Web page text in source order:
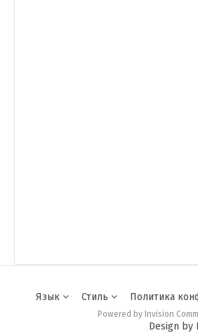
Язык Стиль Политика
Powered by Invision
Design by